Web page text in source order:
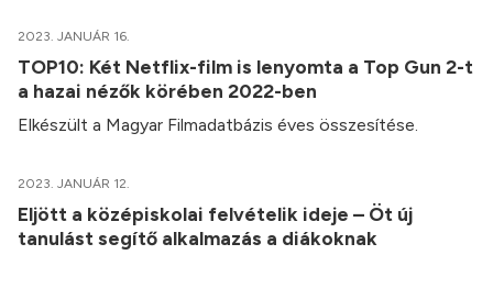
2023. JANUÁR 16.
TOP10: Két Netflix-film is lenyomta a Top Gun 2-t
a hazai nézők körében 2022-ben
Elkészült a Magyar Filmadatbázis éves összesítése.
2023. JANUÁR 12.
Eljött a középiskolai felvételik ideje – Öt új
tanulást segítő alkalmazás a diákoknak